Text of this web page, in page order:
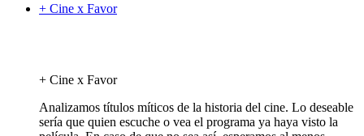
+ Cine x Favor
+ Cine x Favor
Analizamos títulos míticos de la historia del cine. Lo deseable
sería que quien escuche o vea el programa ya haya visto la